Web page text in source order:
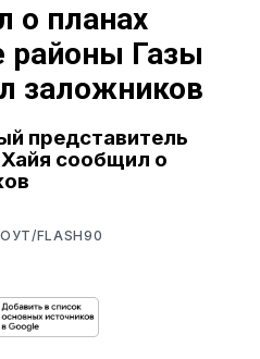
о планах
районы Газы
заложников
представитель
сообщил о
FLASH90